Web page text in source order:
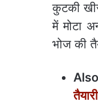
कुटकी
में मोटा
भोज की